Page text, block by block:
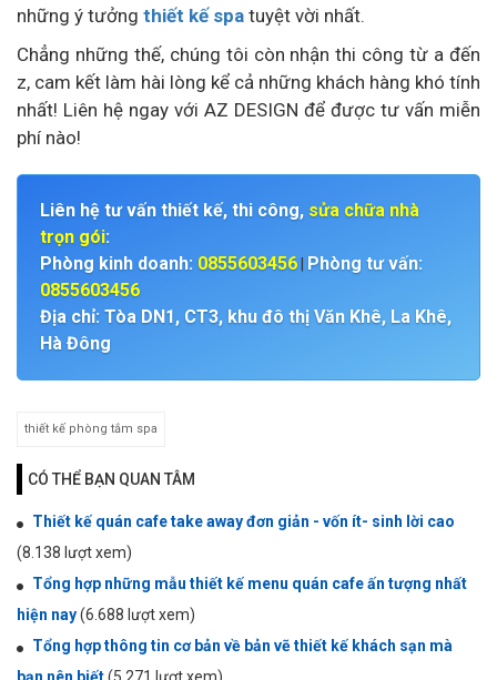
những ý tưởng thiết kế spa tuyệt vời nhất.
Chẳng những thế, chúng tôi còn nhận thi công từ a đến
z, cam kết làm hài lòng kể cả những khách hàng khó tính
nhất! Liên hệ ngay với AZ DESIGN để được tư vấn miễn
phí nào!
Liên hệ tư vấn thiết kế, thi công, sửa chữa nhà
trọn gói:
Phòng kinh doanh: 0855603456 Phòng tư vấn:
0855603456
Địa chỉ: Tòa DN1, CT3, khu đô thị Văn Khê, La Khê,
Hà Đông
thiết kế phòng tắm spa
CÓ THỂ BẠN QUAN TÂM
Thiết kế quán cafe take away đơn giản - vốn ít- sinh lời cao
(8.138 lượt xem)
Tổng hợp những mẫu thiết kế menu quán cafe ấn tượng nhất
hiện nay(6.688 lượt xem)
Tổng hợp thông tin cơ bản về bản vẽ thiết kế khách sạn mà